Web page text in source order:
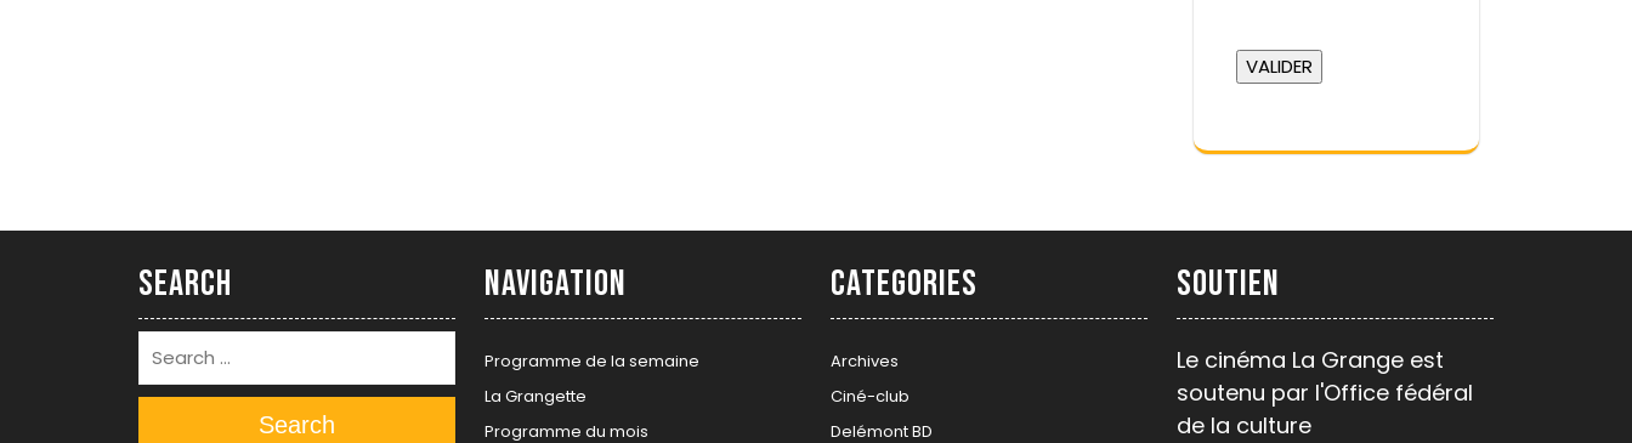
Search
Search
Navigation
Programme de la semaine
La Grangette
Programme du mois
Categories
Archives
Ciné-club
Delémont BD
Soutien
Le cinéma La Grange est
soutenu par l'Office fédéral
de la culture